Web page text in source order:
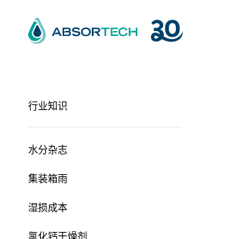
content
行业知识
水分杂志
集装箱雨
湿损成本
氯化钙干燥剂